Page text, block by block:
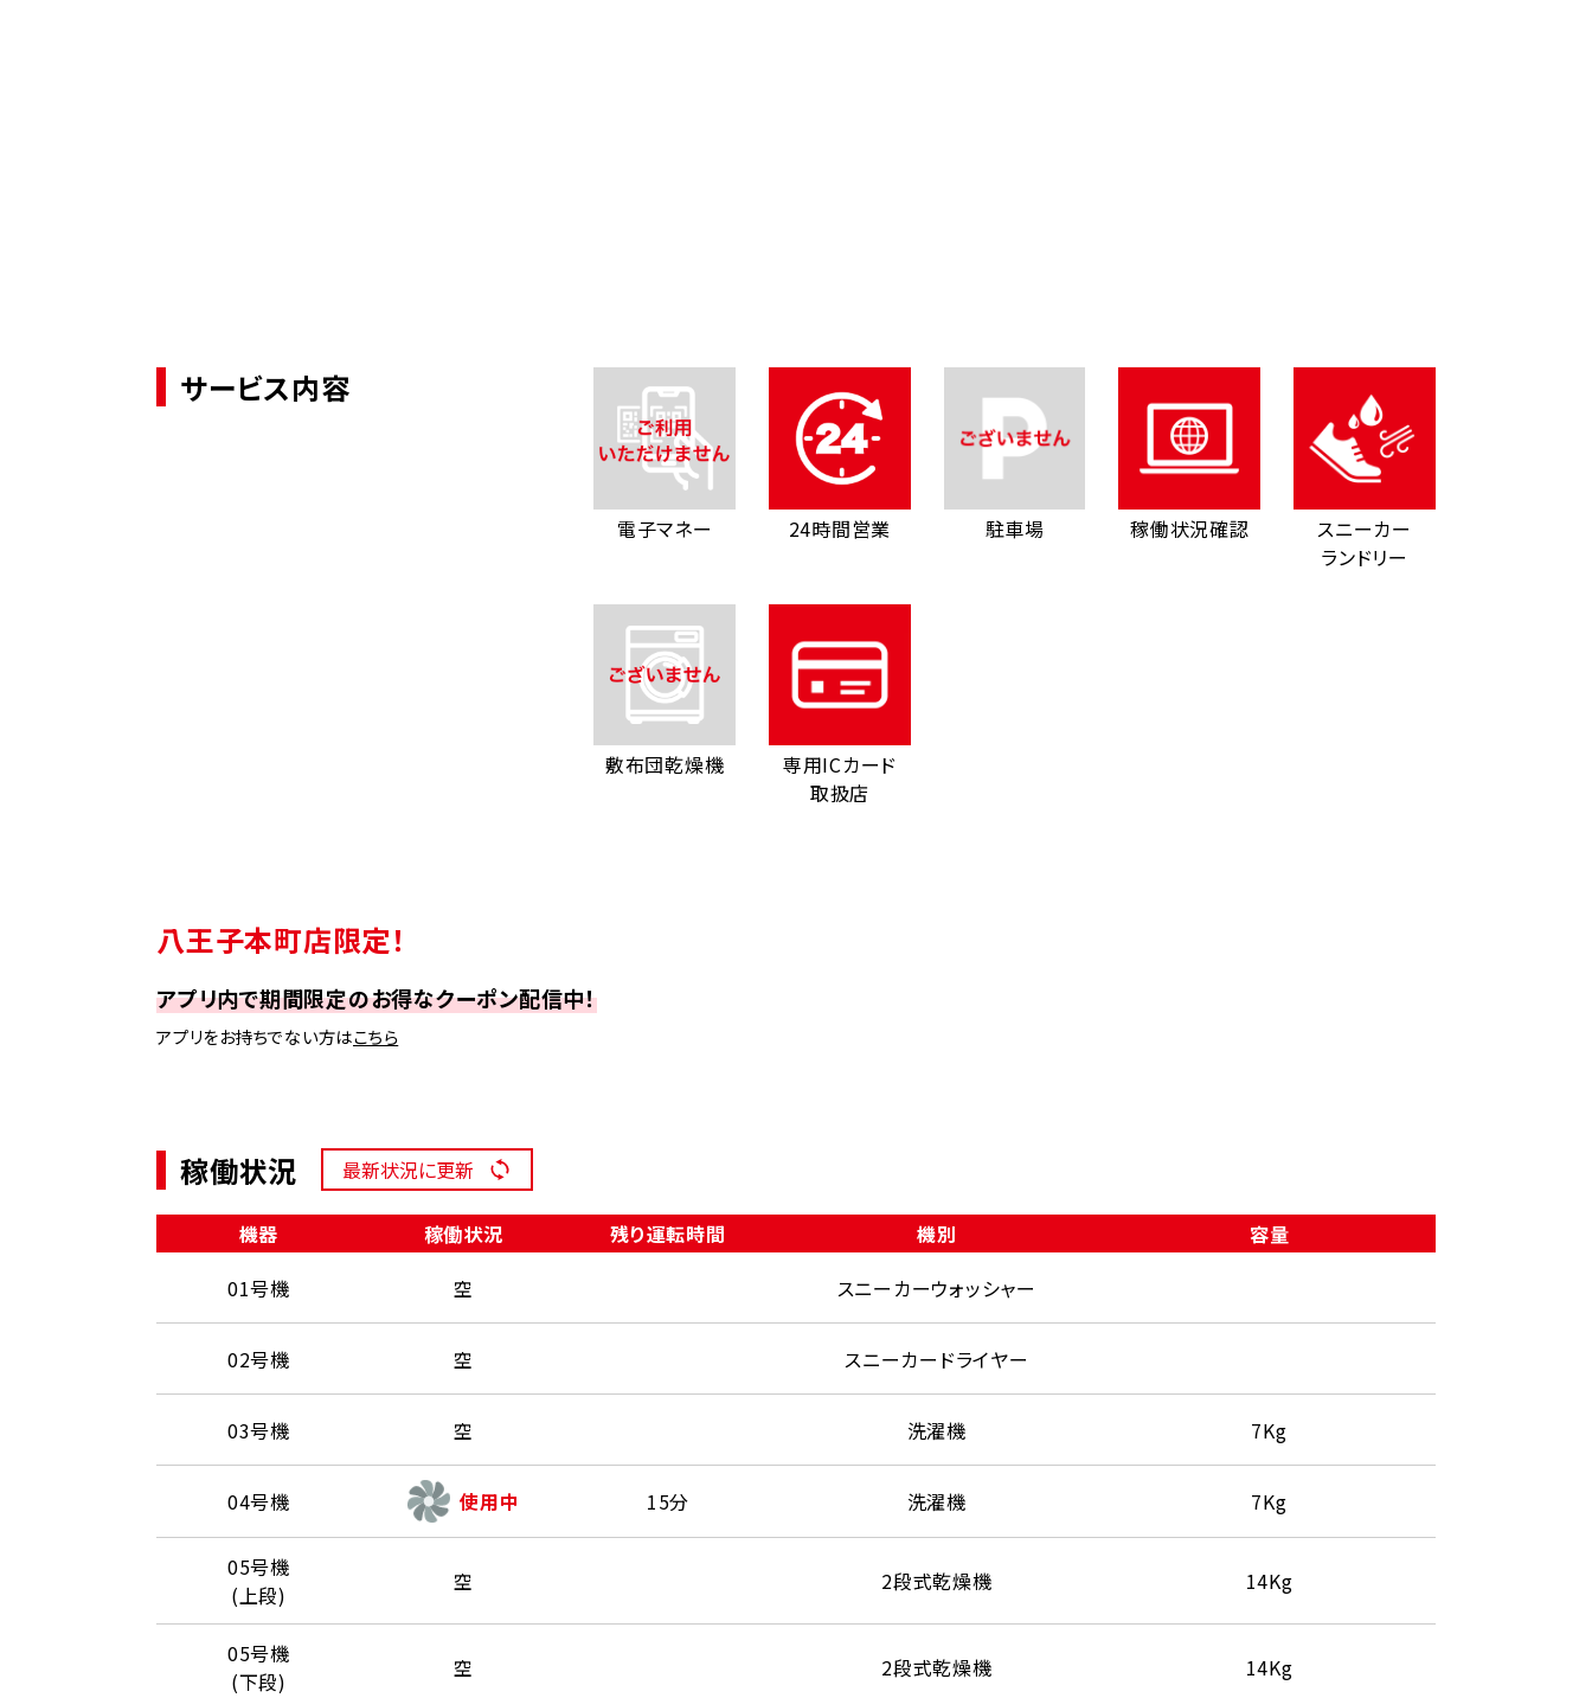
サービス内容
電子マネー 24時間営業 駐車場 稼働状況確認
スニーカー
ランドリー
敷布団乾燥機
専用ICカード
取扱店
八王子本町店限定！
アプリ内で期間限定のお得なクーポン配信中！
アプリをお持ちでない方はこちら
稼働状況 最新状況に更新
機器 稼働状況 残り運転時間 機別
容量
01号機
空 スニーカーウォッシャー
02号機 空 スニーカードライヤー
03号機 空 洗濯機 7Kg
04号機 使用中 15分 洗濯機 7Kg
05号機
(上段)
空 2段式乾燥機 14Kg
05号機
(下段)
空 2段式乾燥機 14Kg